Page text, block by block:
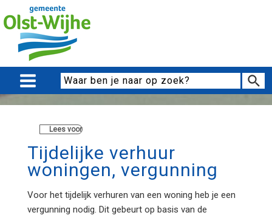
Lees voor
Tijdelijke verhuur
woningen, vergunning
Voor het tijdelijk verhuren van een woning heb je een
vergunning nodig. Dit gebeurt op basis van de